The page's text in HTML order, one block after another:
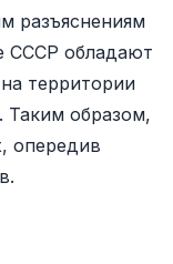
разъяснениям
СССР обладают
территории
Таким образом,
опередив